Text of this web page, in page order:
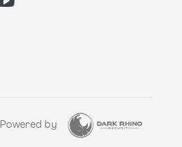
Powered by